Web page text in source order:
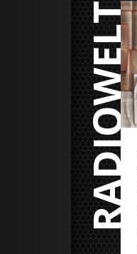
RADIOWELT